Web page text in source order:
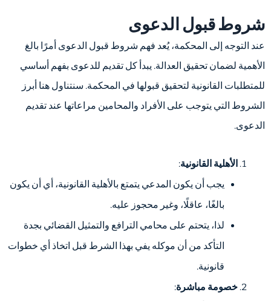
شروط قبول الدعوى
عند التوجه إلى المحكمة، يُعد فهم شروط قبول الدعوى أمرًا بالغ
الأهمية لضمان تحقيق العدالة. يبدأ كل تقديم للدعوى بفهم أساسي
للمتطلبات القانونية لتحقيق قبولها في المحكمة. سنتناول هنا أبرز
الشروط التي يتوجب على الأفراد والمحامين مراعاتها عند تقديم
الدعوى.
الأهلية القانونية:
يجب أن يكون المدعي يتمتع بالأهلية القانونية، أي أن يكون
بالغًا، عاقلًا، وغير محجوز عليه.
لذا، يتحتم على محامي الترافع والتمثيل القضائي بجدة
التأكد من أن موكله يفي بهذا الشرط قبل اتخاذ أي خطوات
قانونية.
خصومة مباشرة: